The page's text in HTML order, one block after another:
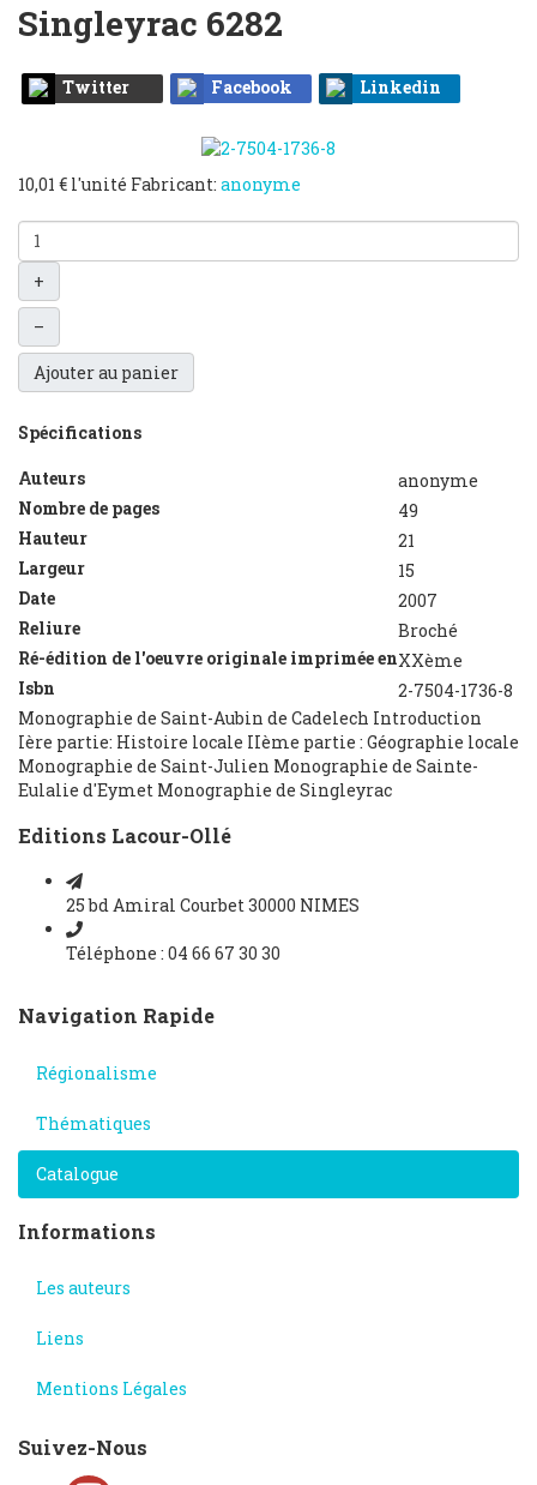
Singleyrac 6282
Twitter Facebook Linkedin
10,01 € l'unité Fabricant: anonyme
+
–
Ajouter au panier
Spécifications
Auteurs
anonyme
Nombre de pages
49
Hauteur
21
Largeur
15
Date
2007
Reliure
Broché
Ré-édition de l'oeuvre originale imprimée enXXème
Isbn
2-7504-1736-8
Monographie de Saint-Aubin de Cadelech Introduction
Ière partie: Histoire locale IIème partie : Géographie locale
Monographie de Saint-Julien Monographie de Sainte-
Eulalie d'Eymet Monographie de Singleyrac
Editions Lacour-Ollé
25 bd Amiral Courbet 30000 NIMES
Téléphone : 04 66 67 30 30
Navigation Rapide
Régionalisme
Thématiques
Catalogue
Informations
Les auteurs
Liens
Mentions Légales
Suivez-Nous